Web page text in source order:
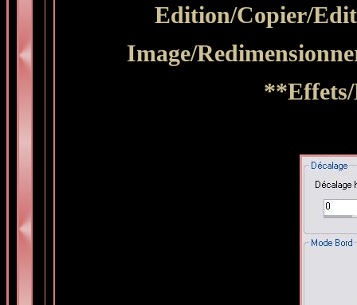
Edition/Copier/
Image/
**Effets/